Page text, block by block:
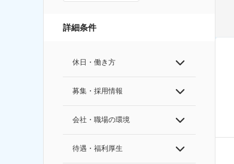
詳細条件
休日・働き方
募集・採用情報
会社・職場の環境
待遇・福利厚生